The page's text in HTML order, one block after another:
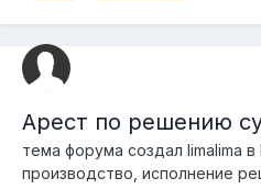
Арест по решению
тема форума создал limalima в
производство, исполнение